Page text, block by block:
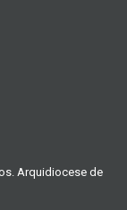
Arquidiocese de